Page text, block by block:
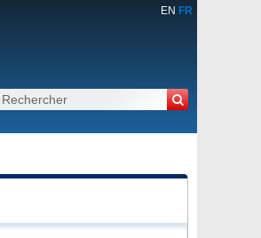
EN FR